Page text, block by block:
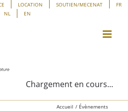
LOCATION SOUTIEN/MECENAT
FR
NL
EN
Chargement en cours...
Accueil Évènements